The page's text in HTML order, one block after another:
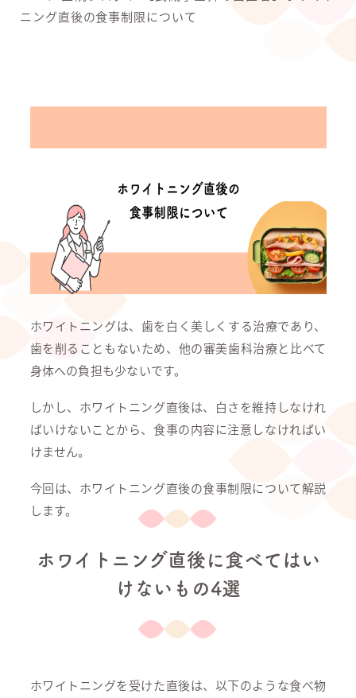
ニング直後の食事制限について
ホワイトニングは、歯を白く美しくする治療であり、
歯を削ることもないため、他の審美歯科治療と比べて
身体への負担も少ないです。
しかし、ホワイトニング直後は、白さを維持しなけれ
ばいけないことから、食事の内容に注意しなければい
けません。
今回は、ホワイトニング直後の食事制限について解説
します。
ホワイトニング直後に食べてはい
けないもの4選
ホワイトニングを受けた直後は、以下のような食べ物